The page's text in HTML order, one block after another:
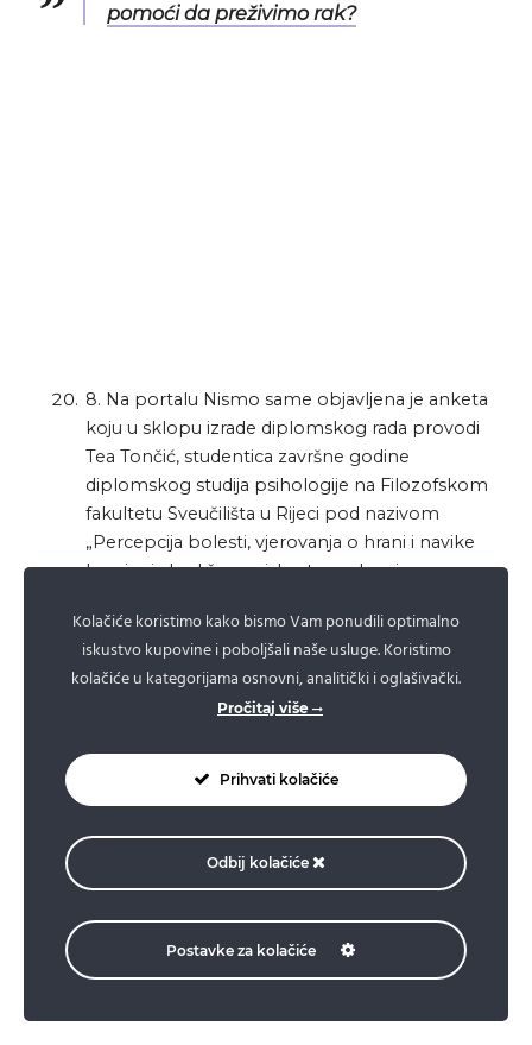
pomoći da preživimo rak?
8. Na portalu Nismo same objavljena je anketa
koju u sklopu izrade diplomskog rada provodi
Tea Tončić, studentica završne godine
diplomskog studija psihologije na Filozofskom
fakultetu Sveučilišta u Rijeci pod nazivom
„Percepcija bolesti, vjerovanja o hrani i navike
hranjenja kod žena s iskustvom karcinoma
Studentica Tea Tončić istražuje:
mijenjaju li žene nakon dijagnoze raka
dojke prehrambene navike
Kolačiće koristimo kako bismo Vam ponudili optimalno
iskustvo kupovine i poboljšali naše usluge. Koristimo
kolačiće u kategorijama osnovni, analitički i oglašivački.
Pročitaj više
Prihvati kolačiće
Odbij kolačiće
Postavke za kolačiće